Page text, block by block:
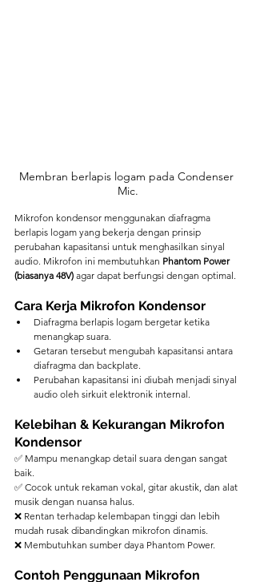
Membran berlapis logam pada Condenser
Mic.
Mikrofon kondensor menggunakan diafragma
berlapis logam yang bekerja dengan prinsip
perubahan kapasitansi untuk menghasilkan sinyal
audio. Mikrofon ini membutuhkan Phantom Power
(biasanya 48V) agar dapat berfungsi dengan optimal.
Cara Kerja Mikrofon Kondensor
Diafragma berlapis logam bergetar ketika
menangkap suara.
Getaran tersebut mengubah kapasitansi antara
diafragma dan backplate.
Perubahan kapasitansi ini diubah menjadi sinyal
audio oleh sirkuit elektronik internal.
Kelebihan & Kekurangan Mikrofon
Kondensor
✅ Mampu menangkap detail suara dengan sangat
baik.
✅ Cocok untuk rekaman vokal, gitar akustik, dan alat
musik dengan nuansa halus.
❌ Rentan terhadap kelembapan tinggi dan lebih
mudah rusak dibandingkan mikrofon dinamis.
❌ Membutuhkan sumber daya Phantom Power.
Contoh Penggunaan Mikrofon